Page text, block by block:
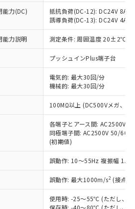
能力(DC)
抵抗負荷(DC-12): DC24V 8A/
誘導負荷(DC-13): DC24V 4A/
能力説明 測定条件: 周囲温度 20±2℃、
プッシュインPlus端子台
電気的: 最大30回/分
機械的: 最大30回/分
100MΩ以上 (DC500Vメガ、点
各端子とアース間: AC2500V
同極端子間: AC2500V 50/
(初期値)
誤動作: 10～55Hz 複振幅
誤動作: 最大1000m/s2 (接点
使用時: -25～55℃ (ただし、氷
保存時: -40～80℃ (ただし、氷
社在庫状況および標準価格
提供させていただくもので
機器事業取扱商品の中には、
スの対象外となる商品もある
了承ください。
および標準価格照会結果は、
いる更新日時点での社内デー
き作成されるものであり、閲
時点での実際の在庫および標
は異なる場合があることをご
期状況および標準価格はお客
引先、またはお客様担当のオ
御機器販売店・当社販売員に
制御機器販売店や当社販売拠
売ネットワーク
」をご確認
および標準価格結果を当社の
況を調査中または確認中の
センス料など無形物で、有
係のない商品です。
有品と判明した場合などや
ることがあります。
下、 水銀(Hg) 1000ppm以下、 カド
1000ppm以下、ポリ臭化ビフェニル
以下、ポリ臭化ジフェニルエーテル類
下、フタル酸ビス(2-エチルヘキシ
DOP) 1000ppm以下、フタル酸ブチ
1000ppm以下、フタル酸ジブチル
以下、フタル酸ジイソブチル
産業用監視および制御機器に対する
とを確認しています。
質材料含有率が中国RoHSの
ることを示します。
質材料含有率が中国RoHSの
ることを示します。
。
の基準値 (GB/T26572)：
Hg(水銀) : 1000ppm、 Cd(カドミウ
: 1000ppm、 PBBs(ポリ臭化ビフェ
、 PBDEs(ポリ臭化ジフェニルエーテ
チル) : 1000ppm、 DIBP(フタル酸ジ
、 BBP(フタル酸ブチルベンジ
ス(2-エチルヘキシル)) : 1000ppm
これら貴社製品のうち、外国
び外国貿易法に定める商品
制貨物等」という）を輸出
外への提供する場合は、日本
輸出許可(または役務取引許
するなどの必要な手続きを
制貨物を破棄する場合は、完
するなど、違法に輸出されな
要な手段を講じます。
社製品を、核兵器、ミサイ
兵器、生物兵器またはその他
にこれらの製造装置等に一切
貴社製品を第三者に販売する
数以上の在庫あり
数には満たないが在庫あり
なし(最新の在庫状況につ
は、お客様のお取引先、ま
お客様担当のオムロン制御
販売店・当社販売員にご確